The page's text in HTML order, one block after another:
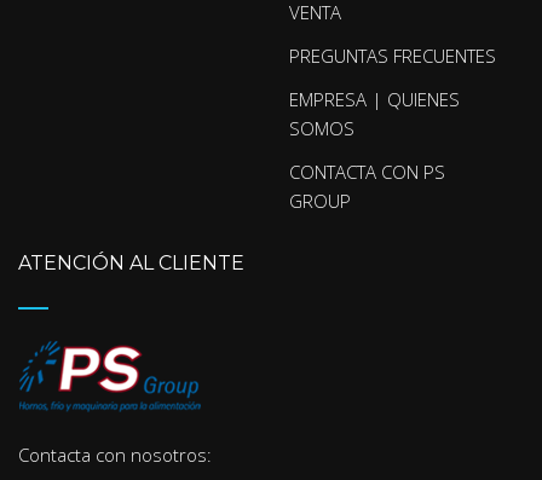
VENTA
PREGUNTAS FRECUENTES
EMPRESA | QUIENES
SOMOS
CONTACTA CON PS
GROUP
ATENCIÓN AL CLIENTE
Contacta con nosotros: